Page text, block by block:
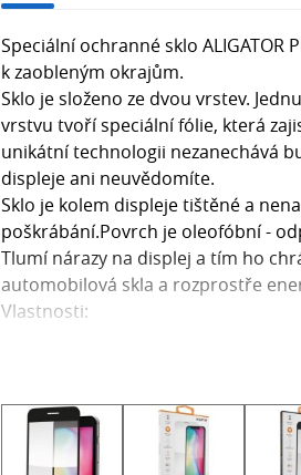
Speciální ochranné sklo ALIGATOR
k zaobleným okrajům.
Sklo je složeno ze dvou vrstev.
vrstvu tvoří speciální fólie, která
unikátní technologii nezanechává
displeje ani neuvědomíte.
Sklo je kolem displeje tištěné a
poškrábání.Povrch je oleofóbní -
Tlumí nárazy na displej a tím ho
automobilová skla a rozprostře
Vlastnosti:
extrémní tvrdost 9H
100% průhlednost